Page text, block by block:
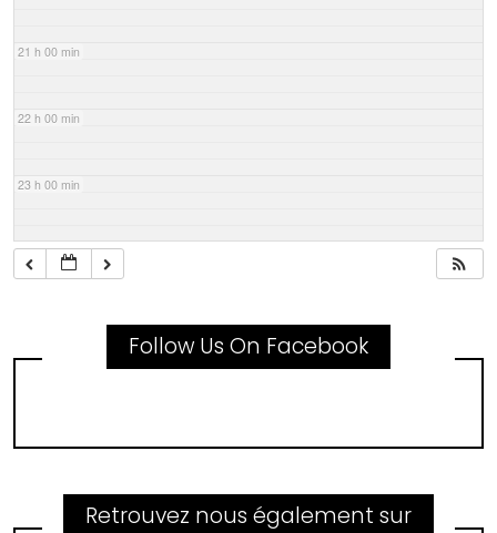
21 h 00 min
22 h 00 min
23 h 00 min
Follow Us On Facebook
Retrouvez nous également sur